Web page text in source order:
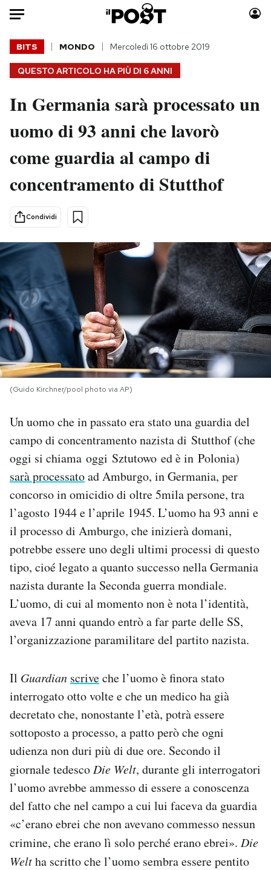
Auto
HOME
Italia
Politica
Tecnologia
Internet
Scienza
Cultura
Economia
Sport
Moda
Consumismi
Storie/Idee
Ok Boomer!
Media
Mondiali calcio 2026
PODCAST
NEWSLETTER
I MIEI PREFERITI
CALENDARIO
AREA PERSONALE
Area Personale
Newsletter
Notifiche mobile
Regala il Post
Hai bisogno di aiuto?
QUESTO ARTICOLO HA PIÙ DI 6 ANNI
BITS MONDO Mercoledì 16 ottobre 2019
In Germania sarà processato un
uomo di 93 anni che lavorò
come guardia al campo di
concentramento di Stutthof
Condividi
(Guido Kirchner/pool photo via AP)
Un uomo che in passato era stato una guardia del
campo di concentramento nazista di Stutthof (che
oggi si chiama oggi Sztutowo ed è in Polonia)
sarà processatoad Amburgo, in Germania, per
concorso in omicidio di oltre 5mila persone, tra
l’agosto 1944 e l’aprile 1945. L’uomo ha 93 anni e
il processo di Amburgo, che inizierà domani,
potrebbe essere uno degli ultimi processi di questo
tipo, cioé legato a quanto successo nella Germania
nazista durante la Seconda guerra mondiale.
L’uomo, di cui al momento non è nota l’identità,
aveva 17 anni quando entrò a far parte delle SS,
l’organizzazione paramilitare del partito nazista.
Il Guardian scriveche l’uomo è finora stato
interrogato otto volte e che un medico ha già
decretato che, nonostante l’età, potrà essere
sottoposto a processo, a patto però che ogni
udienza non duri più di due ore. Secondo il
giornale tedesco Die Welt, durante gli interrogatori
l’uomo avrebbe ammesso di essere a conoscenza
del fatto che nel campo a cui lui faceva da guardia
«c’erano ebrei che non avevano commesso nessun
crimine, che erano lì solo perché erano ebrei». Die
Weltha scritto che l’uomo sembra essere pentito